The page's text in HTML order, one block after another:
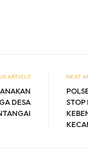
ARTICLE
DESA
NEXT
STOP